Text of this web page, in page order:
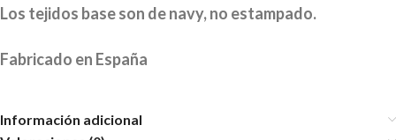
Los tejidos base son de navy, no estampado.
Fabricado en España
Información adicional